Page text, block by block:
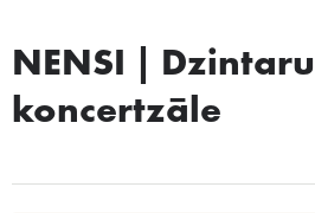
NENSI | Dzintaru
koncertzāle